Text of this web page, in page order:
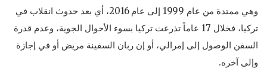
وهي ممتدة من عام 1999 إلى عام 2016، أي بعد حدوث انقلاب في
تركيا، فخلال 17 عاماً تذرعت تركيا بسوء الأحوال الجوية، وعدم قدرة
السفن الوصول إلى إمرالي، أو إن ربان السفينة مريض أو في إجازة
وإلى آخره.